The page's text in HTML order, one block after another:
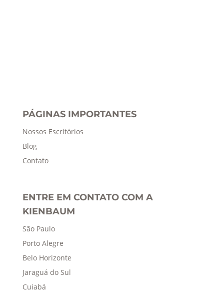
PÁGINAS IMPORTANTES
Nossos Escritórios
Blog
Contato
ENTRE EM CONTATO COM A
KIENBAUM
São Paulo
Porto Alegre
Belo Horizonte
Jaraguá do Sul
Cuiabá